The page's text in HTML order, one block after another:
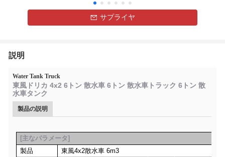
サプライヤ
説明
Water Tank Truck
東風ドリカ 4x2 6トン 散水車 6トン 散水車トラック 6トン 散
水車タンク
製品の説明
[主なパラメータ]
製品
東風4x2散水車 6m3